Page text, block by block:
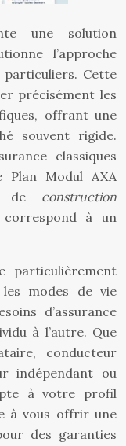
une solution
l’approche
Cette
précisément les
offrant une
souvent rigide.
classiques
Plan Modul AXA
de construction
correspond à un
particulièrement
modes de vie
d’assurance
à l’autre. Que
conducteur
indépendant ou
à votre profil
à vous offrir une
des garanties